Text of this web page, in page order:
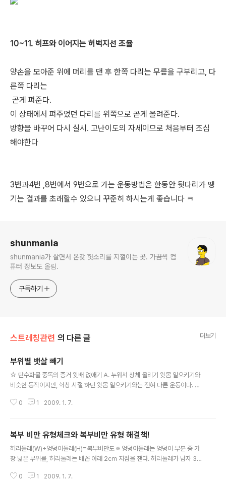
10~11. 히프와 이어지는 허벅지선 조율
양손을 모아준 위에 머리를 댄 후 한쪽 다리는 무릎을 구부리고, 다
른쪽 다리는
곧게 펴준다.
이 상태에서 펴주었던 다리를 위쪽으로 곧게 올려준다.
방향을 바꾸어 다시 실시. 고난이도의 자세이므로 처음부터 조심
해야한다
3번과4번 ,8번에서 9번으로 가는 운동방법은 한동안 뒷다리가 땡
기는 결과를 초래할수 있으니 꾸준히 하시는게 좋습니다 ㅋ
shunmania
shunmania가 살면서 온갖 헛소리를 지껄이는 곳. 가끔씩 컴
퓨터 정보도 올림.
구독하기
스트레칭관련 의 다른 글 더보기
부위별 뱃살 빼기
☆ 탄수화물 중독의 증거 윗배 없애기 A. 누워서 상체 올리기 윗몸 일으키기와
비슷한 동작이지만, 학창 시절 하던 윗몸 일으키기와는 전혀 다른 운동이다. 상
운 상태에서 무릎을 직각으로 세운다. 입으로 숨을 내쉬면서 상복부의 힘만으로
어깨 근육에도 자극이 가기 때문에 목이 아프다. 그렇다고 손으로 머리를 받치
거나 목을 꺾으면 배로 가는 힘이 분산되니까 손은 관자놀이 옆에 대기만 한다.
B. 다리 올리고 상체 들기 의자를 이용하니까 언뜻 보기에는 ‘누워서 상체 올리
0 1 2009. 1. 7.
복부 비만 유형체크와 복부비만 유형 해결책!
허리둘레(W)÷엉덩이둘레(H)=복부비만도 ※ 엉덩이둘레는 엉덩이 부분 중 가
장 넓은 부위를, 허리둘레는 배꼽 아래 2㎝ 지점을 잰다. 허리둘레가 남자 36
방법으로 허리와 엉덩이 둘레의 비율이 남자는 1.0 이상, 여자는 0.8~0.9 이상
0 1 2009. 1. 7.